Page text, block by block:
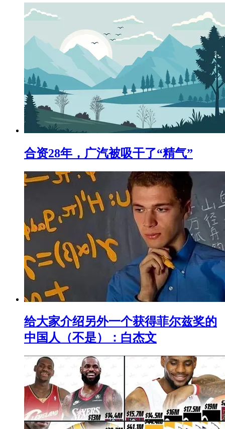
合资28年，广汽被吸干了“精气”
给大家介绍另外一个获得菲尔兹奖的
中国人（不是）：白杰文